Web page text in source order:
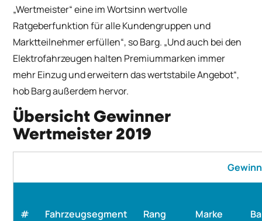
„Wertmeister“ eine im Wortsinn wertvolle
Ratgeberfunktion für alle Kundengruppen und
Marktteilnehmer erfüllen“, so Barg. „Und auch bei den
Elektrofahrzeugen halten Premiummarken immer
mehr Einzug und erweitern das wertstabile Angebot“,
hob Barg außerdem hervor.
Übersicht Gewinner
Wertmeister 2019
# Fahrzeugsegment Rang Marke